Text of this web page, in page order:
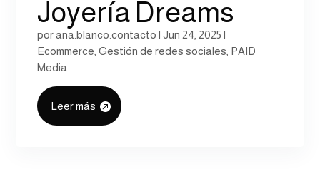
Joyería Dreams
porana.blanco.contacto |Jun 24, 2025 |
Ecommerce ,Gestión de redes sociales PAID
Media
Leer más